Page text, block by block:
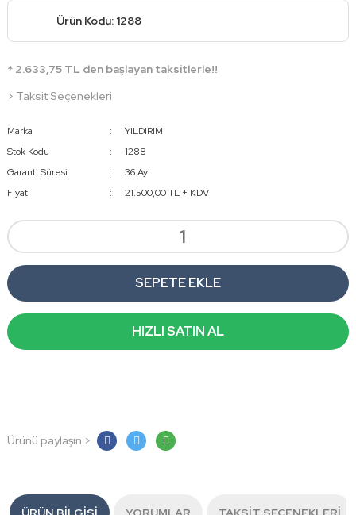
Ürün Kodu: 1288
* 2.633,75 TL den başlayan taksitlerle!!
> Taksit Seçenekleri
Marka
YILDIRIM
Stok Kodu
1288
Garanti Süresi
36 Ay
Fiyat
21.500,00 TL + KDV
SEPETE EKLE
HIZLI SATIN AL
Ürünü paylaşın >